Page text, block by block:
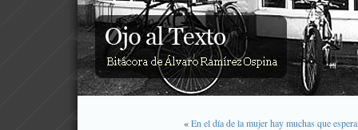
«En el día de la mujer hay muchas que